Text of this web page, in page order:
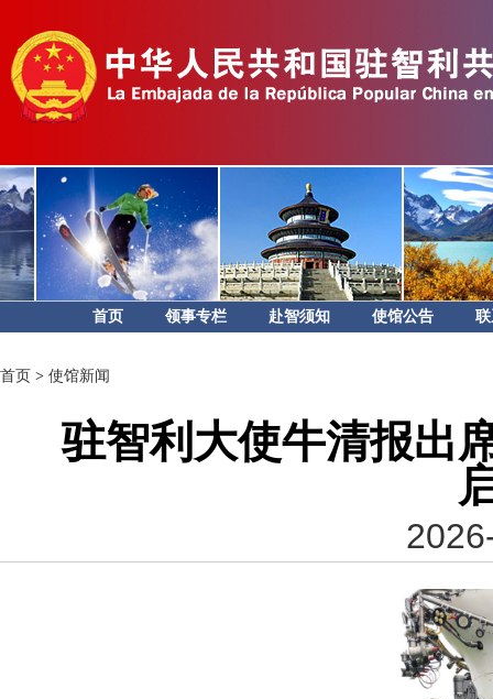
首页 领事专栏 赴智须知 使馆公告
首页 > 使馆新闻
驻智利大使牛清报出